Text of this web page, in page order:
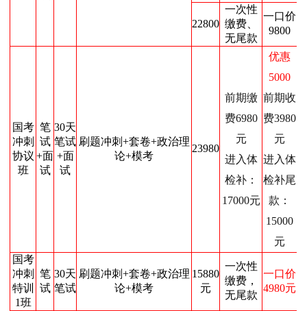
22800
一次性
缴费、
无尾款
一口价
9800
国考
冲刺
协议
班
笔
试
+面
试
30天
笔试
+面
试
刷题冲刺+套卷+政治理
论+模考
23980
前期缴
费6980
元
进入体
检补：
17000元
优惠
5000
前期收
费3980
元
进入体
检补尾
款：
15000
元
国考
冲刺
特训
1班
笔
试
30天
笔试
刷题冲刺+套卷+政治理
论+模考
15880
元
一次性
缴费，
无尾款
一口价
4980元